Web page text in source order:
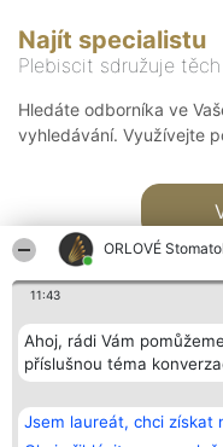
ORLOVÉ
11:43
Ahoj, rádi Vám
příslušnou téma
Jsem laureát, chci získat
Najít specialistu
Plebiscit sdružuje
Hledáte odborníka ve
vyhledávání. Využívejte
Bright Side Solutions sp. z o.
o. sp. k.
ul. Ruska 22